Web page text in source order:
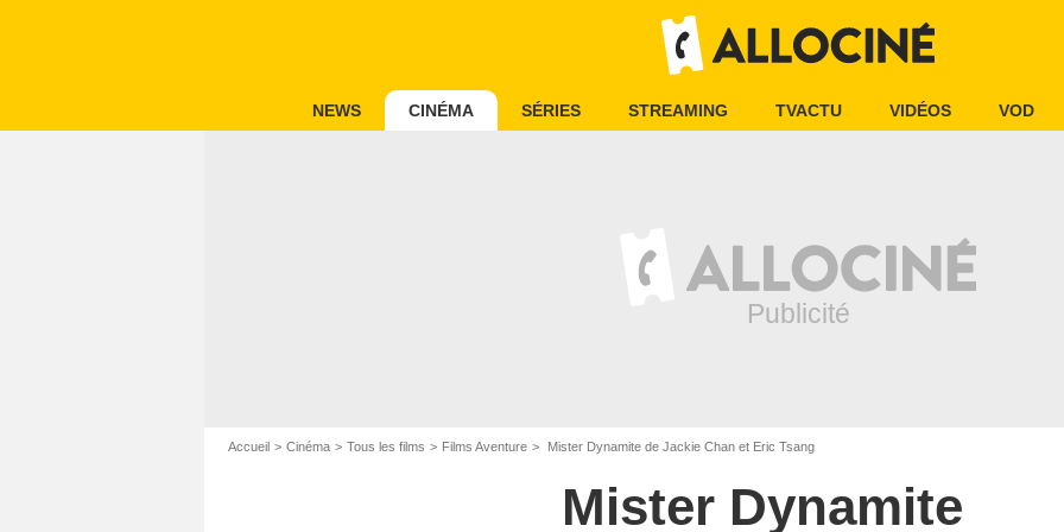
NEWS CINÉMA SÉRIES STREAMING TVACTU VIDÉOS VOD
Accueil Cinéma Tous les films Films Aventure Mister Dynamite de Jackie Chan et Eric Tsang
Mister Dynamite